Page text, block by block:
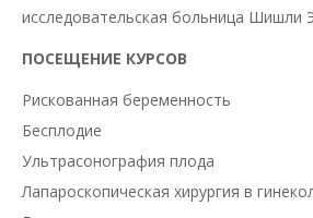
исследовательская больница Шишли
ПОСЕЩЕНИЕ КУРСОВ
Рискованная беременность
Бесплодие
Ультрасонография плода
Лапароскопическая хирургия в